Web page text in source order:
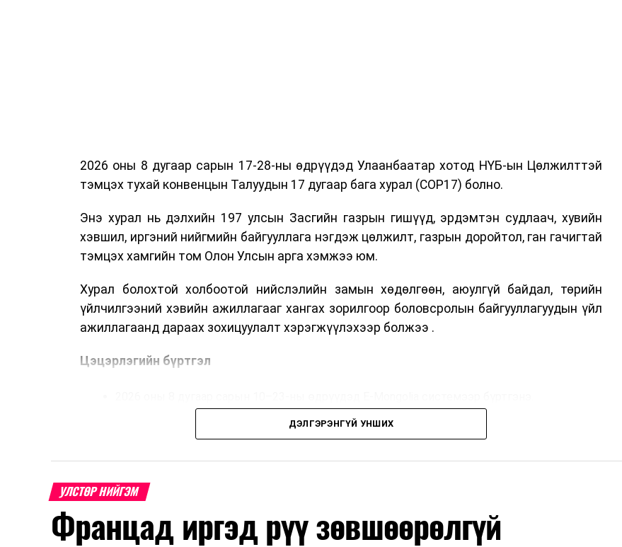
2026 оны 8 дугаар сарын 17-28-ны өдрүүдэд Улаанбаатар хотод НҮБ-ын Цөлжилттэй
тэмцэх тухай конвенцын Талуудын 17 дугаар бага хурал (COP17) болно.
Энэ хурал нь дэлхийн 197 улсын Засгийн газрын гишүүд, эрдэмтэн судлаач, хувийн
хэвшил, иргэний нийгмийн байгууллага нэгдэж цөлжилт, газрын доройтол, ган гачигтай
тэмцэх хамгийн том Олон Улсын арга хэмжээ юм.
Хурал болохтой холбоотой нийслэлийн замын хөдөлгөөн, аюулгүй байдал, төрийн
үйлчилгээний хэвийн ажиллагааг хангах зорилгоор боловсролын байгууллагуудын үйл
ажиллагаанд дараах зохицуулалт хэрэгжүүлэхээр болжээ .
Цэцэрлэгийн бүртгэл
2026 оны 8 дугаар сарын 17–28-ны өдрүүдэд E-Mongolia системээр бүртгэнэ.
Энэ хугацаанд хүүхэд бүртгэх дэмжлэгийн баг сургуулиуд дээр ажиллахгүй.
ДЭЛГЭРЭНГҮЙ УНШИХ
УЛСТӨР НИЙГЭМ
Францад иргэд рүү зөвшөөрөлгүй